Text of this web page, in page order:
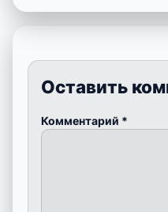
Оставить
Комментарий *